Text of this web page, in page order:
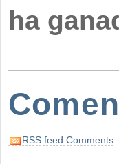
ha
RSS feed Comments